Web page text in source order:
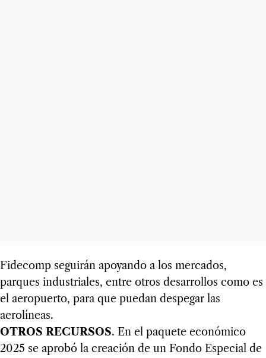
Fidecomp seguirán apoyando a los mercados,
parques industriales, entre otros desarrollos como es
el aeropuerto, para que puedan despegar las
aerolíneas.
OTROS RECURSOS. En el paquete económico
2025 se aprobó la creación de un Fondo Especial de